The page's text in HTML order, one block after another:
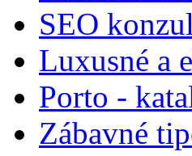
SEO
Luxusné a
Porto -
Zábavné